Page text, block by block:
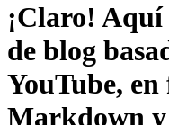
¡Claro!
de blog
YouTube,
Markdown y